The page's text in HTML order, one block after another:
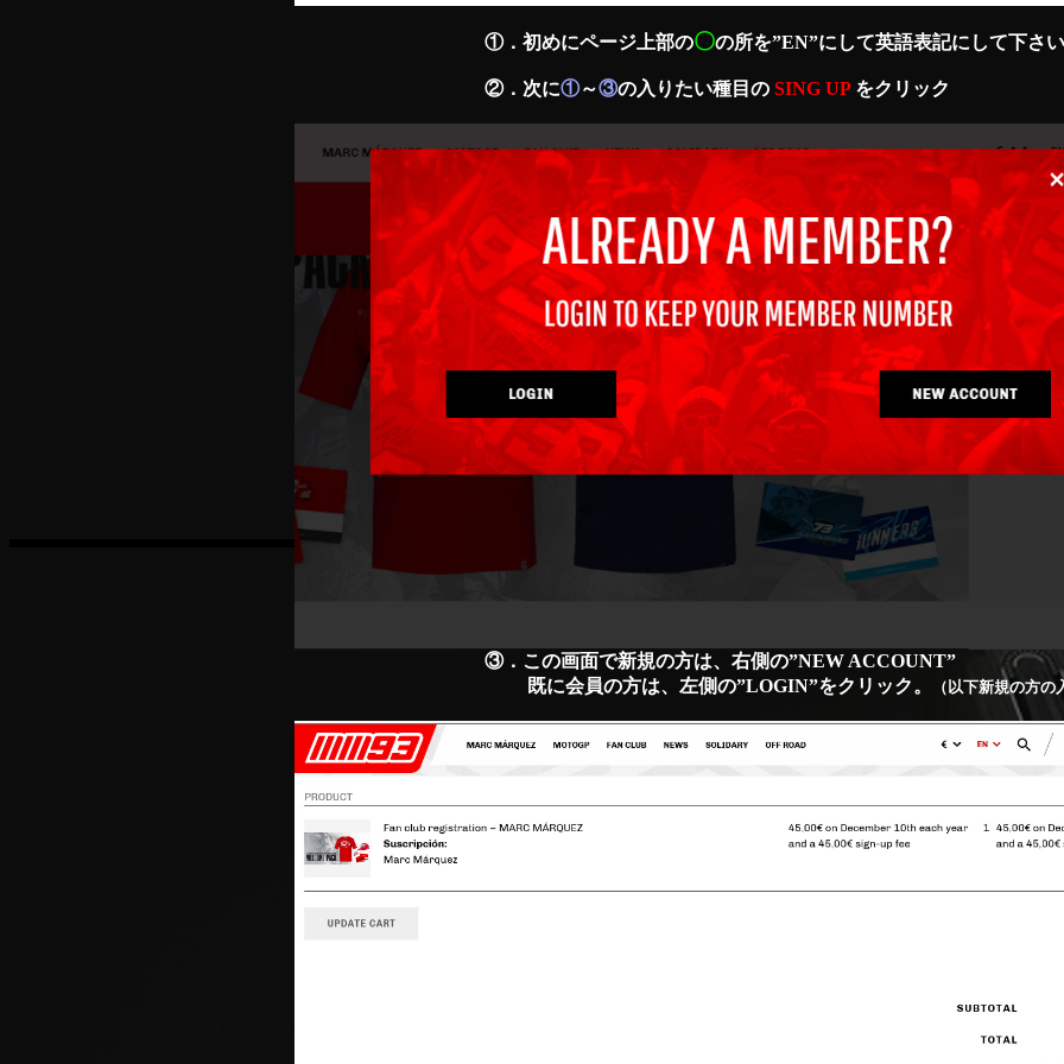
①．初めにページ上部の〇の所を”EN”にして英語表記にして下さ
②．次に①～③の入りたい種目の SING UPをクリック
③．この画面で新規の方は、右側の”NEW ACCOUNT”
既に会員の方は、左側の”LOGIN”をクリック。
（以下新規の方の